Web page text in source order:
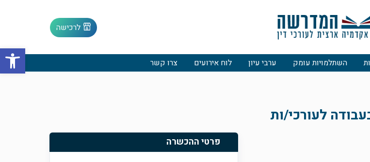
פתח
לרכישה
השתלמויות עומק ערבי עיון לוח אירועים צרו קשר
לעורכי/ות
פרטי ההכשרה